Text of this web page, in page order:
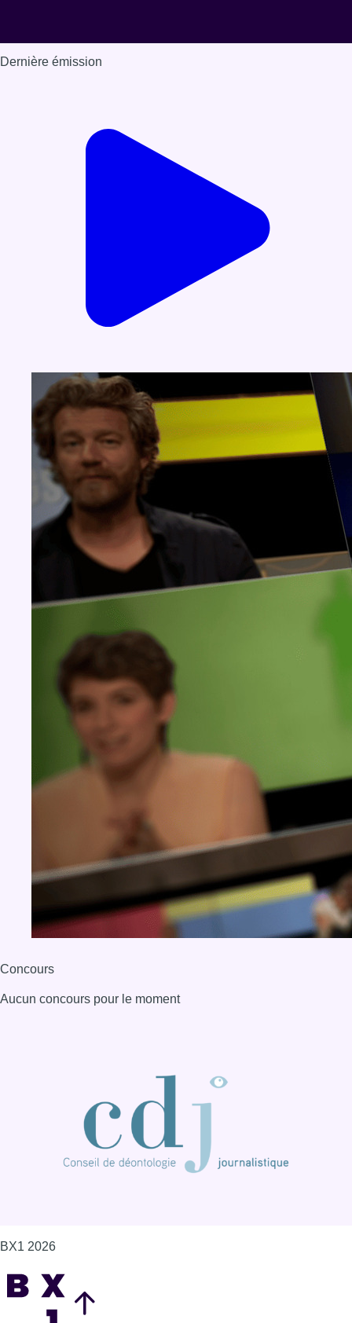
Dernière émission
Concours
Aucun concours pour le moment
BX1 2026